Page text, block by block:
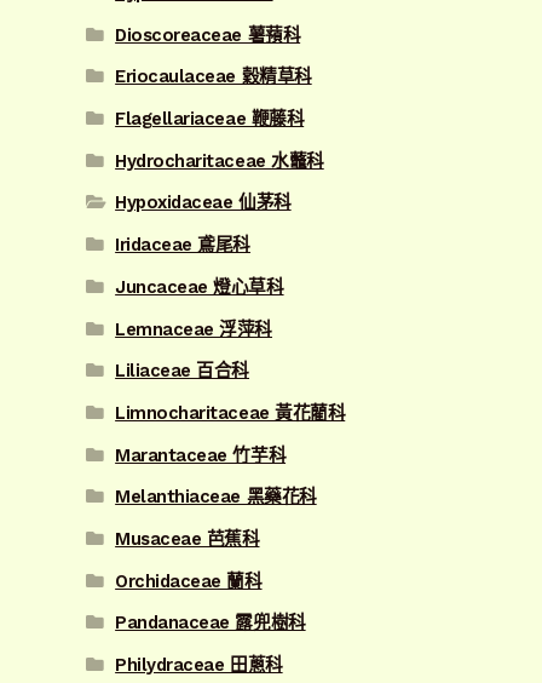
Dioscoreaceae 薯蕷科
Eriocaulaceae 穀精草科
Flagellariaceae 鞭藤科
Hydrocharitaceae 水虌科
Hypoxidaceae 仙茅科
Iridaceae 鳶尾科
Juncaceae 燈心草科
Lemnaceae 浮萍科
Liliaceae 百合科
Limnocharitaceae 黃花藺科
Marantaceae 竹芋科
Melanthiaceae 黑藥花科
Musaceae 芭蕉科
Orchidaceae 蘭科
Pandanaceae 露兜樹科
Philydraceae 田蔥科